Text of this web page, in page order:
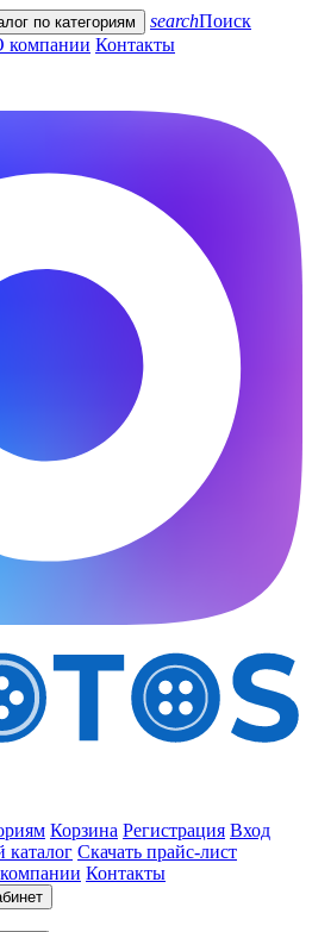
по категориям searchПоиск
компании Контакты
Корзина Регистрация Вход
каталог Скачать прайс-лист
Контакты